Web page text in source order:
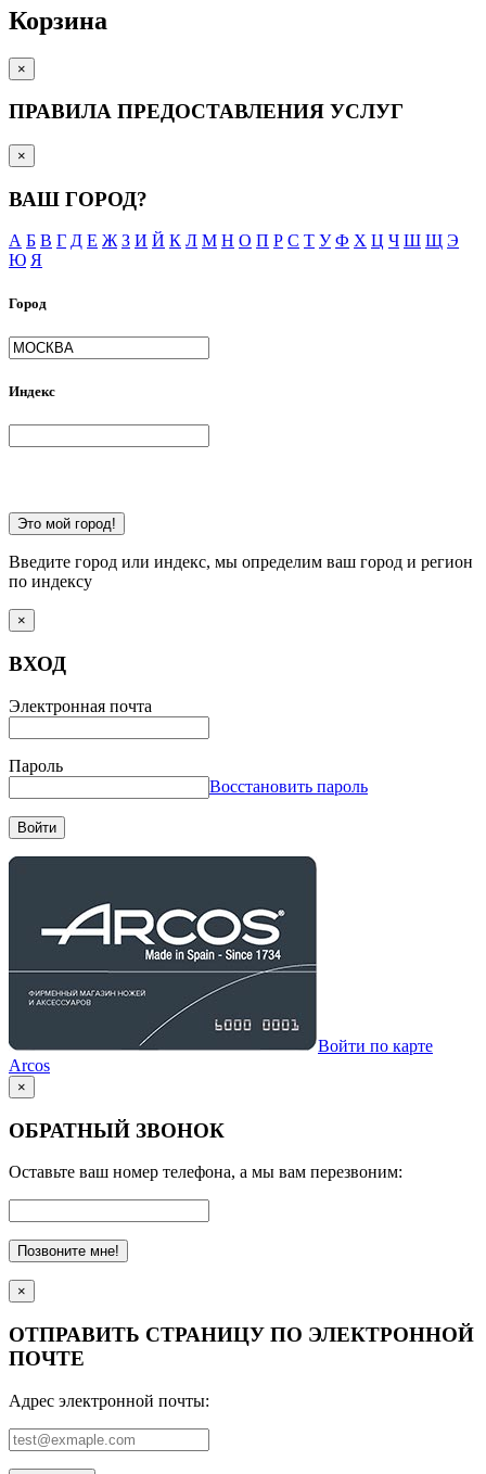
Корзина
×
ПРАВИЛА ПРЕДОСТАВЛЕНИЯ УСЛУГ
×
ВАШ ГОРОД?
А Б В Г Д Е Ж З И Й К Л М Н О П Р С Т У Ф Х Ц Ч Ш Щ Э
Ю Я
Город
Индекс
Это мой город!
Введите город или индекс, мы определим ваш город и регион
по индексу
×
ВХОД
Электронная почта
Пароль
Восстановить пароль
Войти
Войти по карте
Arcos
×
ОБРАТНЫЙ ЗВОНОК
Оставьте ваш номер телефона, а мы вам перезвоним:
Позвоните мне!
×
ОТПРАВИТЬ СТРАНИЦУ ПО ЭЛЕКТРОННОЙ
ПОЧТЕ
Адрес электронной почты: